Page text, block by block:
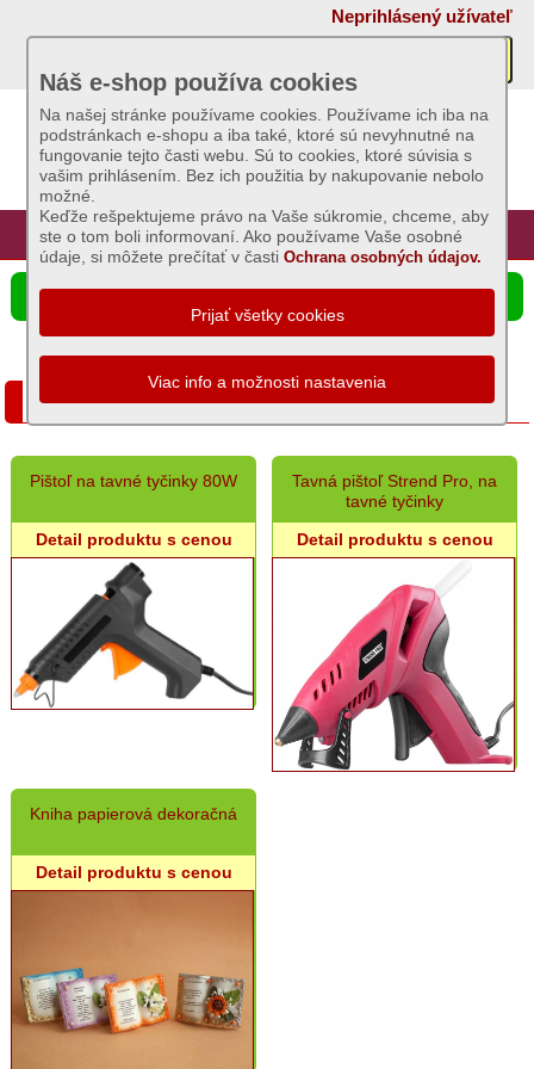
Neprihlásený užívateľ
Úvod Hlavná stránka Prihlásenie Registrácia
Náš e-shop používa cookies
Na našej stránke používame cookies. Používame ich iba na
podstránkach e-shopu a iba také, ktoré sú nevyhnutné na
fungovanie tejto časti webu. Sú to cookies, ktoré súvisia s
vašim prihlásením. Bez ich použitia by nakupovanie nebolo
možné.
Keďže rešpektujeme právo na Vaše súkromie, chceme, aby
ste o tom boli informovaní. Ako používame Vaše osobné
údaje, si môžete prečítať v častiOchrana osobných údajov.
☰ Ponuka produktov
Akcie
Sviečky
Umelé
kvety
Semená
a
osivá
potreby
Grilovací
Papier
hygiena
Domáce
potreby
Ostatný
rôzny
Vinárske
potreby
a
rôzne
Ostatné doplnky
Pištoľ na tavné tyčinky 80W
Detail produktu s cenou
Tavná pištoľ Strend Pro, na
tavné tyčinky
Detail produktu s cenou
Kniha papierová dekoračná
Detail produktu s cenou